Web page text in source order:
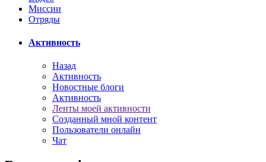
Миссии
Отряды
Активность
Назад
Активность
Новостные блоги
Активность
Ленты моей активности
Созданный мной контент
Пользователи онлайн
Чат